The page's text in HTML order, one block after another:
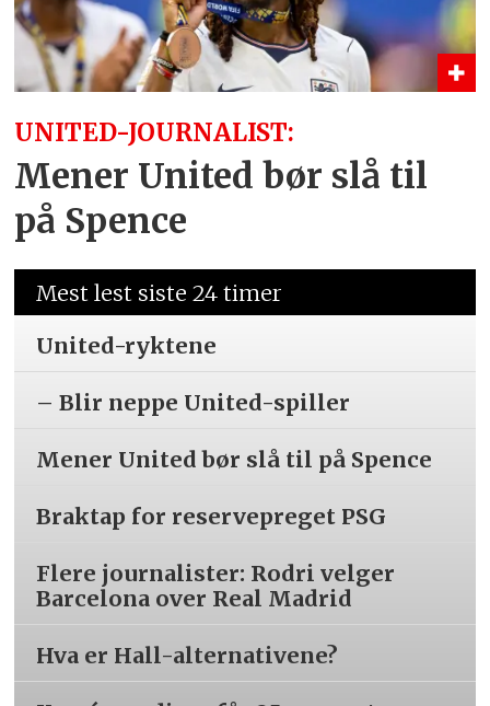
UNITED-JOURNALIST:
Mener United bør slå til
på Spence
Mest lest siste 24 timer
United-ryktene
– Blir neppe United-spiller
Mener United bør slå til på Spence
Braktap for reservepreget PSG
Flere journalister: Rodri velger
Barcelona over Real Madrid
Hva er Hall-alternativene?